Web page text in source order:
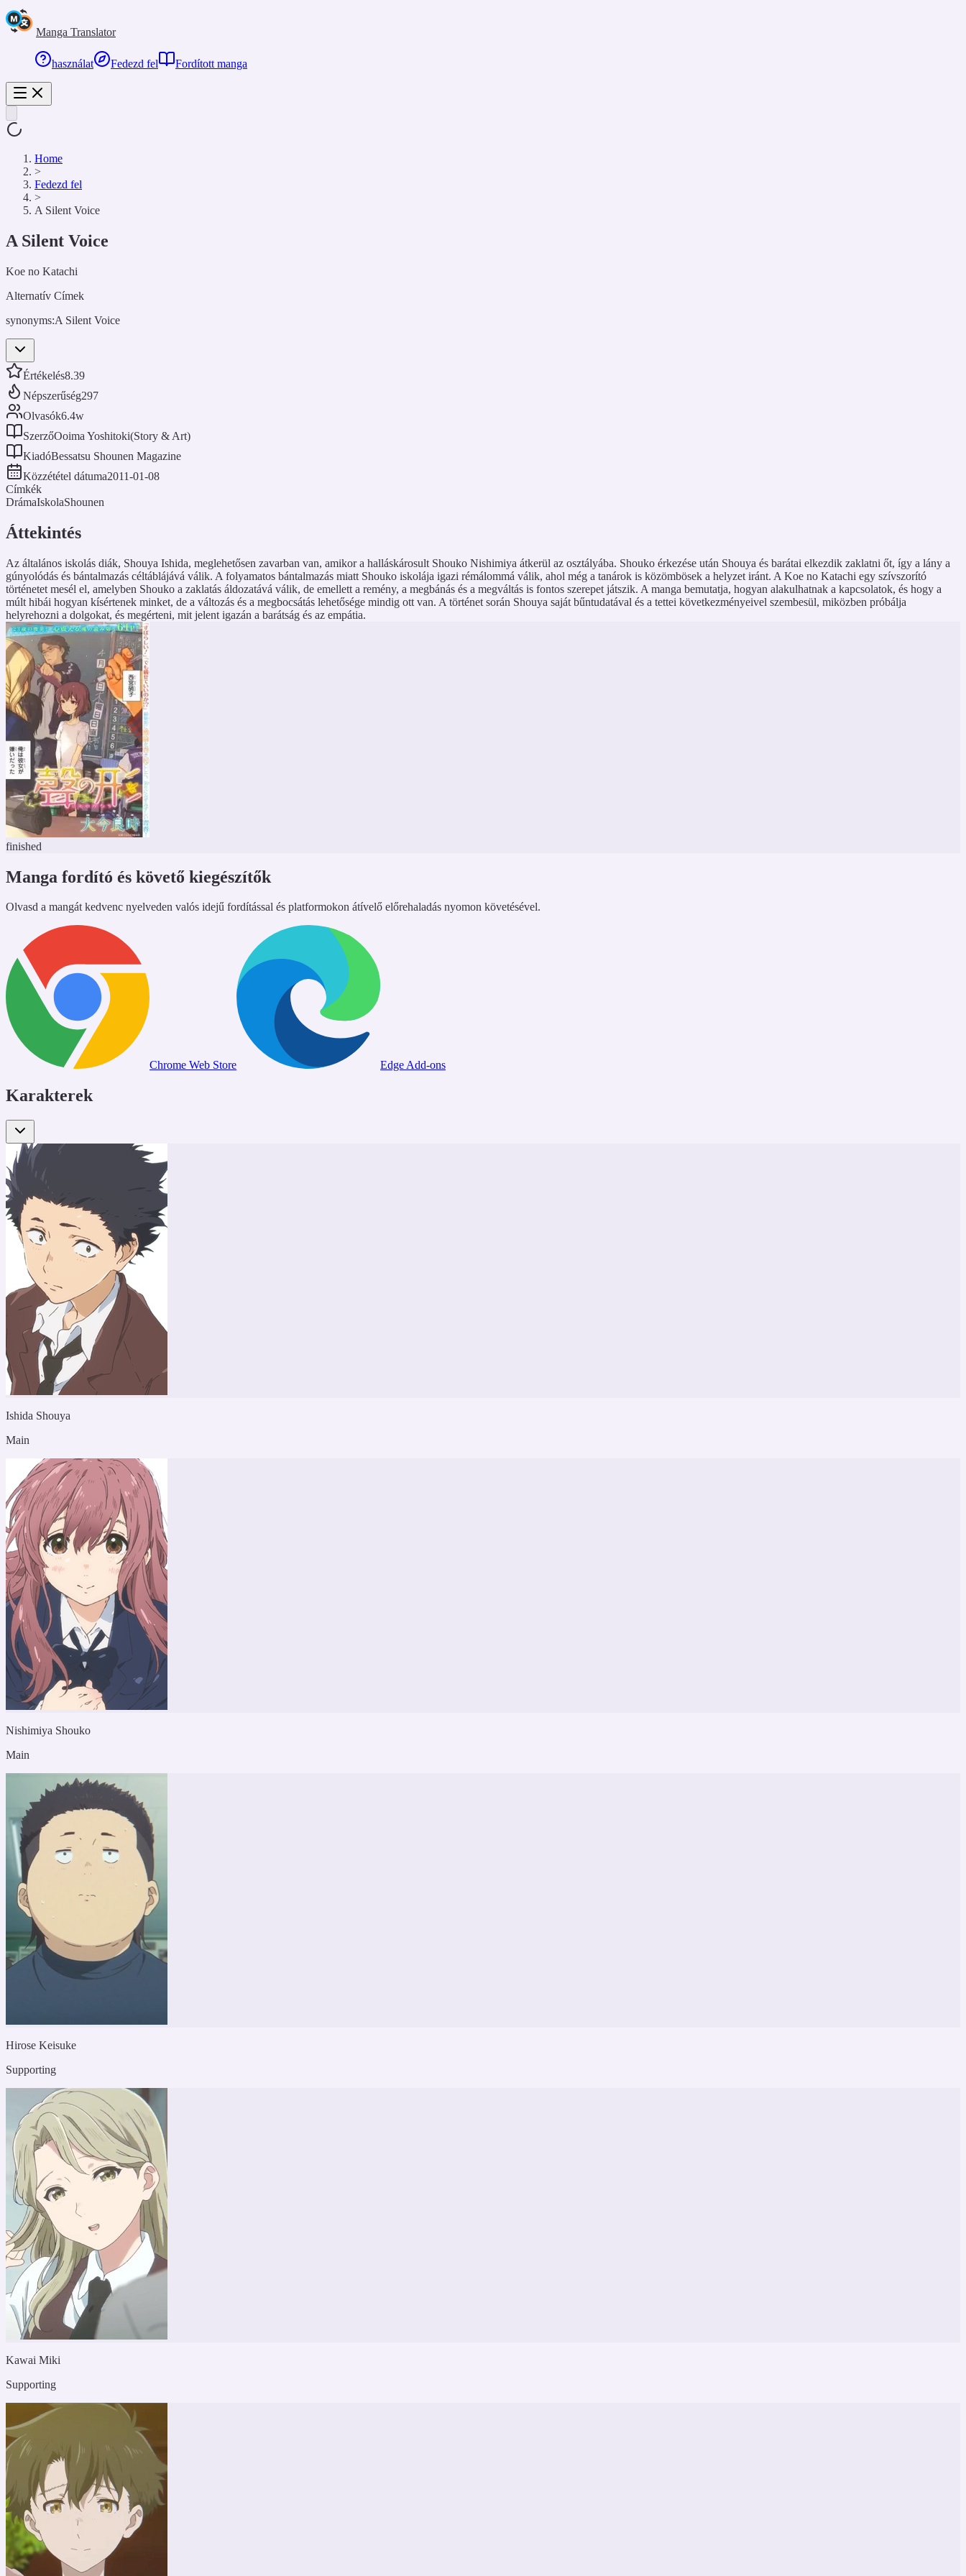
Manga Translator
használat Fedezd fel Fordított manga
Home
>
Fedezd fel
>
A Silent Voice
A Silent Voice
Koe no Katachi
Alternatív Címek
synonyms:A Silent Voice
Értékelés8.39
Népszerűség297
Olvasók6.4w
SzerzőOoima Yoshitoki(Story & Art)
KiadóBessatsu Shounen Magazine
Közzététel dátuma2011-01-08
Címkék
DrámaIskolaShounen
Áttekintés
Az általános iskolás diák, Shouya Ishida, meglehetősen zavarban van, amikor a halláskárosult Shouko Nishimiya átkerül az osztályába. Shouko érkezése után Shouya és barátai elkezdik zaklatni őt, így a lány a
gúnyolódás és bántalmazás céltáblájává válik. A folyamatos bántalmazás miatt Shouko iskolája igazi rémálommá válik, ahol még a tanárok is közömbösek a helyzet iránt. A Koe no Katachi egy szívszorító
történetet mesél el, amelyben Shouko a zaklatás áldozatává válik, de emellett a remény, a megbánás és a megváltás is fontos szerepet játszik. A manga bemutatja, hogyan alakulhatnak a kapcsolatok, és hogy a
múlt hibái hogyan kísértenek minket, de a változás és a megbocsátás lehetősége mindig ott van. A történet során Shouya saját bűntudatával és a tettei következményeivel szembesül, miközben próbálja
helyrehozni a dolgokat, és megérteni, mit jelent igazán a barátság és az empátia.
finished
Manga fordító és követő kiegészítők
Olvasd a mangát kedvenc nyelveden valós idejű fordítással és platformokon átívelő előrehaladás nyomon követésével.
Chrome Web Store Edge Add-ons
Karakterek
Ishida Shouya
Main
Nishimiya Shouko
Main
Hirose Keisuke
Supporting
Kawai Miki
Supporting